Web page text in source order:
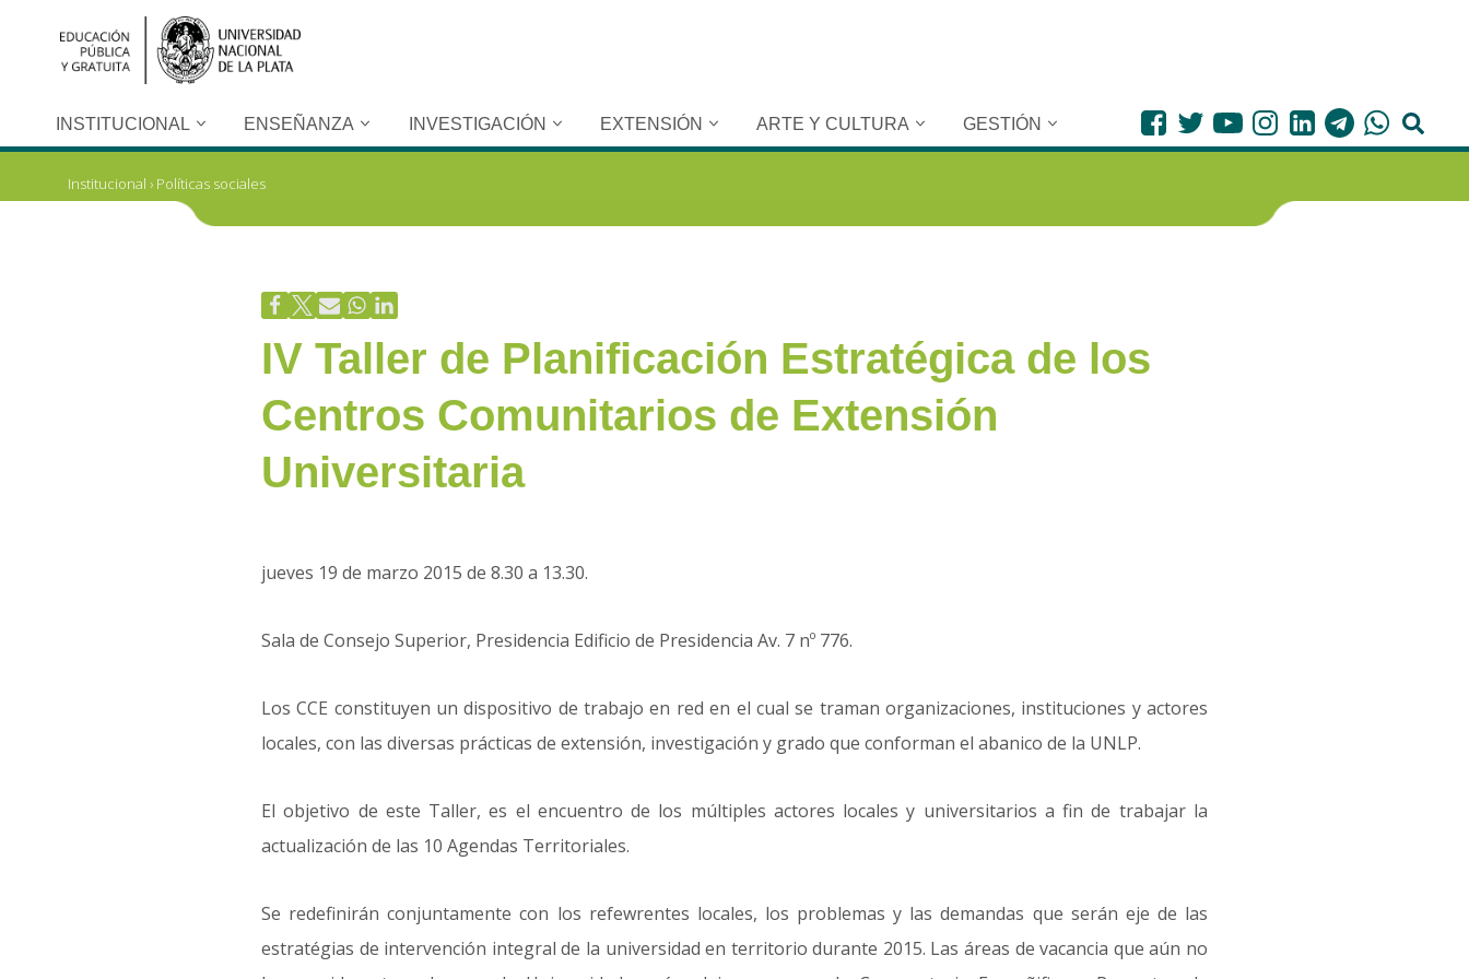
contenidoINSTITUCIONAL ENSEÑANZA INVESTIGACIÓN EXTENSIÓN ARTE Y CULTURA GESTIÓN
Institucional › Políticas sociales
IV Taller de Planificación Estratégica de los
Centros Comunitarios de Extensión
Universitaria
jueves 19 de marzo 2015 de 8.30 a 13.30.
Sala de Consejo Superior, Presidencia Edificio de Presidencia Av. 7 nº 776.
Los CCE constituyen un dispositivo de trabajo en red en el cual se traman organizaciones, instituciones y actores
locales, con las diversas prácticas de extensión, investigación y grado que conforman el abanico de la UNLP.
El objetivo de este Taller, es el encuentro de los múltiples actores locales y universitarios a fin de trabajar la
actualización de las 10 Agendas Territoriales.
Se redefinirán conjuntamente con los refewrentes locales, los problemas y las demandas que serán eje de las
estratégias de intervención integral de la universidad en territorio durante 2015. Las áreas de vacancia que aún no